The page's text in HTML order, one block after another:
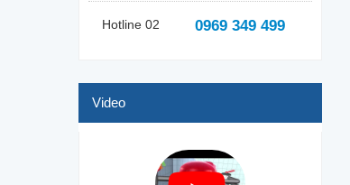
Hotline 02 0969 349 499
Video